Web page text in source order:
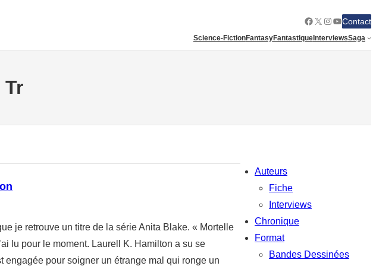
Facebook
X Instagram
YouTube
Contact
Science-FictionFantasyFantastiqueInterviewsSaga
Tr
je retrouve un titre de la série Anita Blake. « Mortelle
lu pour le moment. Laurell K. Hamilton a su se
pour soigner un étrange mal qui ronge un
Auteurs
Fiche
Interviews
Chronique
Format
Bandes Dessinées